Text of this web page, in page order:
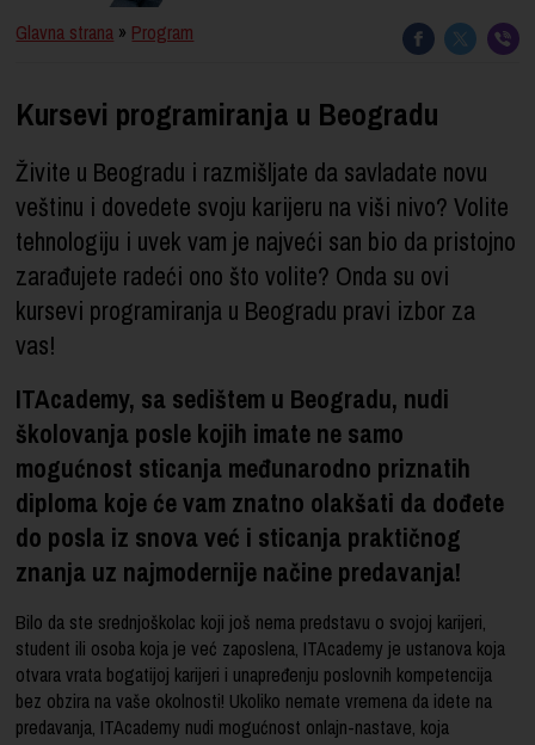
Glavna strana » Program
Kursevi programiranja u Beogradu
Živite u Beogradu i razmišljate da savladate novu
veštinu i dovedete svoju karijeru na viši nivo? Volite
tehnologiju i uvek vam je najveći san bio da pristojno
zarađujete radeći ono što volite? Onda su ovi
kursevi programiranja u Beogradu pravi izbor za
vas!
ITAcademy, sa sedištem u Beogradu, nudi
školovanja posle kojih imate ne samo
mogućnost sticanja međunarodno priznatih
diploma koje će vam znatno olakšati da dođete
do posla iz snova već i sticanja praktičnog
znanja uz najmodernije načine predavanja!
Bilo da ste srednjoškolac koji još nema predstavu o svojoj karijeri,
student ili osoba koja je već zaposlena, ITAcademy je ustanova koja
otvara vrata bogatijoj karijeri i unapređenju poslovnih kompetencija
bez obzira na vaše okolnosti! Ukoliko nemate vremena da idete na
predavanja, ITAcademy nudi mogućnost onlajn-nastave, koja